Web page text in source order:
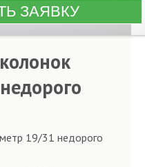
19/31 недорого